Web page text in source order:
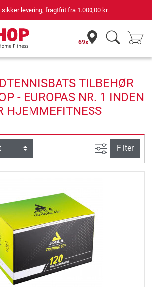
sikker levering, fragtfrit fra 1.000,00 kr.
69x
TILBEHØR
- EUROPAS NR. 1 INDEN
HJEMMEFITNESS
Avanceret
Filter